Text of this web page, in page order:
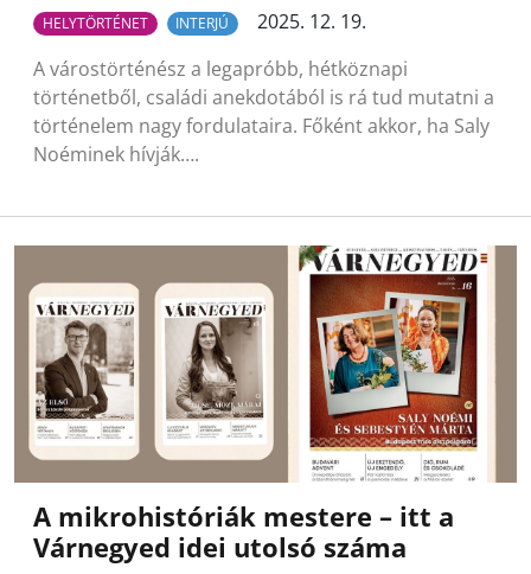
HELYTÖRTÉNET INTERJÚ
2025. 12. 19.
A várostörténész a legapróbb, hétköznapi
történetből, családi anekdotából is rá tud mutatni a
történelem nagy fordulataira. Főként akkor, ha Saly
Noéminek hívják….
A mikrohistóriák mestere – itt a
Várnegyed idei utolsó száma